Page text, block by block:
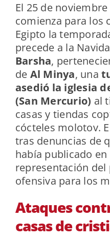
El 25 de
comienza para los
Egipto la
precede a la
Barsha,
de Al Minya, una
asedió la iglesia
(San Mercurio) al
casas y tiendas
cócteles molotov.
tras denuncias de
había publicado en
representación
ofensiva para los
Ataques
casas de